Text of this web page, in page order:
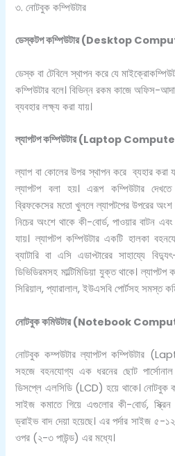
৩. নোটবুক কম্পিউটার
ডেস্কটপ কম্পিউটার(Desktop
ডেস্ক বা টেবিলে স্থাপন করে যে
কম্পিউটার বলে। বিভিন্ন রকম কাজে অফিস-
ব্যবহার লক্ষ্য করা যায়।
ল্যাপটপ কম্পিউটার (Laptop
ল্যাপ বা কোলের উপর স্থাপন করে ব্যহার করা
ল্যাপটপ বলা হয়। এরূপ কম্পিউটার
ব্রিফকেসের মতো খুললে ল্যাপটপের উপরের
নিচের অংশে থাকে কী-বোর্ড, পাওয়ার বাটন
যায়। ল্যাপটপ কম্পিউটার একটি হালকা
ব্যাটারি বা এসি এডাপ্টারের সাহায্যে
ডিভিডিরমসহ মাল্টিমিডিয়া যুক্ত থাকে।
সিরিয়াল, প্যারালাল, ইউএসবি পোর্টসহ সমস্ত
নোটবুক কমিউটার (Notebook
নোটবুক কম্পউটার ল্যাপটপ কম্পিউটার
সহজে বহনযোগ্য এক ধরনের ছোট পার্সোনাল
ডিসপ্লে এলসিডি (LCD) হয়ে থাকে। নোটবুক
সাইজ কমাতে গিয়ে এগুলোর কী-বোর্ড,
ড্রাইভ বাদ দেয়া হয়েছে। এর পর্দার সাইজ
ওপর (২-৩ পাউন্ড) এর মধ্যে।